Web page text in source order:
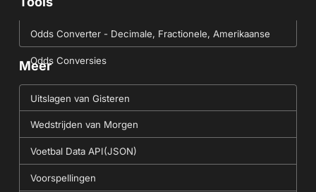
Odds Converter - Decimale, Fractionele, Amerikaanse
Odds Conversies
Meer
Uitslagen van Gisteren
Wedstrijden van Morgen
Voetbal Data API(JSON)
Voorspellingen